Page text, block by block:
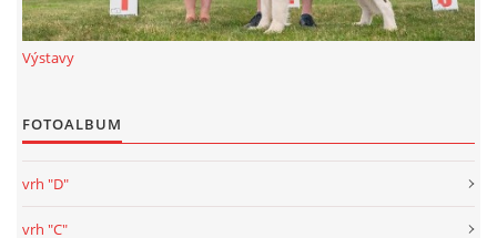
Výstavy
FOTOALBUM
vrh "D"
vrh "C"